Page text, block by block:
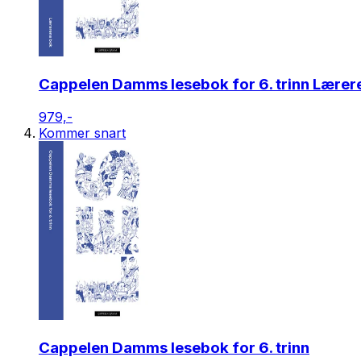
Cappelen Damms lesebok for 6. trinn
979,-
Kommer snart
Cappelen Damms lesebok for 6. trinn